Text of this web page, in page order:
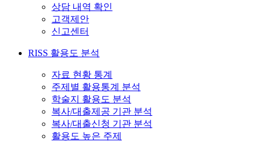
상담 내역 확인
고객제안
신고센터
RISS 활용도 분석
자료 현황 통계
주제별 활용통계 분석
학술지 활용도 분석
복사/대출제공 기관 분석
복사/대출신청 기관 분석
활용도 높은 주제